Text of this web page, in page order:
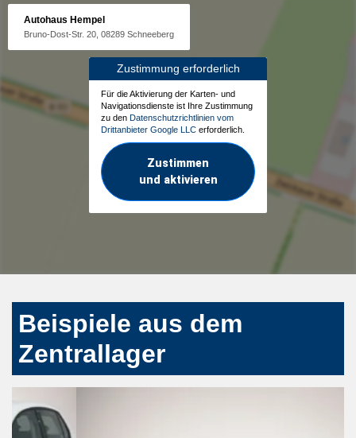
Autohaus Hempel
Bruno-Dost-Str. 20, 08289 Schneeberg
Zustimmung erforderlich
Für die Aktivierung der Karten- und
Navigationsdienste ist Ihre Zustimmung
zu den Datenschutzrichtlinien vom
Drittanbieter Google LLC erforderlich.
Zustimmen
und aktivieren
Beispiele aus dem
Zentrallager